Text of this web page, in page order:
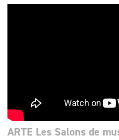
ARTE Les Salons de